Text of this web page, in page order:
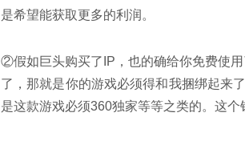
是希望能获取更多的利润。
②假如巨头购买了IP，也的确给你免费使
了，那就是你的游戏必须得和我捆绑起来
是这款游戏必须360独家等等之类的。这个